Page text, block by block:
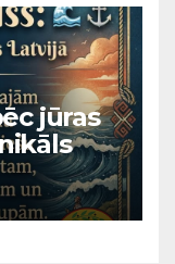
pats
jūras